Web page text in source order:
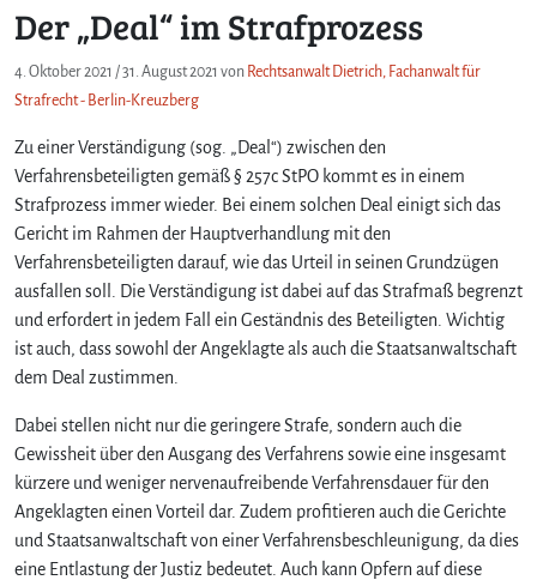
Der „Deal“ im Strafprozess
4. Oktober 2021 /31. August 2021 von Rechtsanwalt Dietrich, Fachanwalt für
Strafrecht - Berlin-Kreuzberg
Zu einer Verständigung (sog. „Deal“) zwischen den
Verfahrensbeteiligten gemäß § 257c StPO kommt es in einem
Strafprozess immer wieder. Bei einem solchen Deal einigt sich das
Gericht im Rahmen der Hauptverhandlung mit den
Verfahrensbeteiligten darauf, wie das Urteil in seinen Grundzügen
ausfallen soll. Die Verständigung ist dabei auf das Strafmaß begrenzt
und erfordert in jedem Fall ein Geständnis des Beteiligten. Wichtig
ist auch, dass sowohl der Angeklagte als auch die Staatsanwaltschaft
dem Deal zustimmen.
Dabei stellen nicht nur die geringere Strafe, sondern auch die
Gewissheit über den Ausgang des Verfahrens sowie eine insgesamt
kürzere und weniger nervenaufreibende Verfahrensdauer für den
Angeklagten einen Vorteil dar. Zudem profitieren auch die Gerichte
und Staatsanwaltschaft von einer Verfahrensbeschleunigung, da dies
eine Entlastung der Justiz bedeutet. Auch kann Opfern auf diese